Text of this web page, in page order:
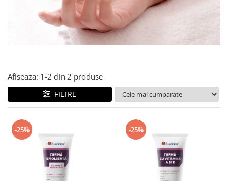
Lotiuni tonice
Produse pentru curatare
Creme Emoliente
Produse pentru pete pigmentare
Evidence skincare
Pachete
Afiseaza: 1-2 din 2 produse
FILTRE
-25% -25%